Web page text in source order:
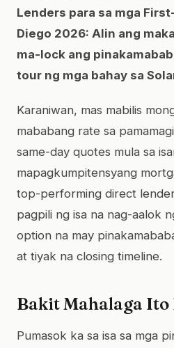
Lenders para sa mga
Diego 2026: Alin ang
ma-lock ang
tour ng mga bahay sa
Karaniwan, mas mabilis
mababang rate sa
same-day quotes mula sa
mapagkumpitensyang
top-performing direct
pagpili ng isa na nag-aalok
option na may
at tiyak na closing timeline.
Bakit Mahalaga Ito
Pumasok ka sa isa sa mga